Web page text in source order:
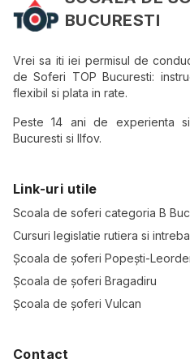
BUCURESTI
Vrei sa iti iei permisul de
de Soferi TOP Bucuresti:
flexibil si plata in rate.
Peste 14 ani de experienta
Bucuresti si Ilfov.
Link-uri utile
Scoala de soferi categoria B
Cursuri legislatie rutiera si
Școala de șoferi Popești-
Școala de șoferi Bragadiru
Școala de șoferi Vulcan
Contact